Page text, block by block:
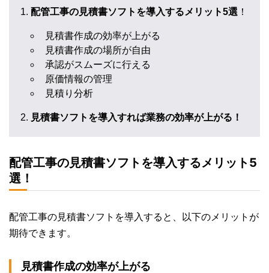
配管工事の見積書ソフトを導入するメリット5選 ！
見積書作成の効率が上がる
見積書作成の場所が自由
承認がスムーズに行える
原価情報の管理
見積り分析
見積書ソフトを導入すれば業務の効率が上がる！
配管工事の見積書ソフトを導入するメリット5
選！
配管工事の見積書ソフトを導入すると、以下のメリットが
期待できます。
見積書作成の効率が上がる